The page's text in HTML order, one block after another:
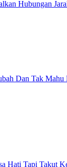
Hubungan
Dan Tak
Hati Tapi Takut